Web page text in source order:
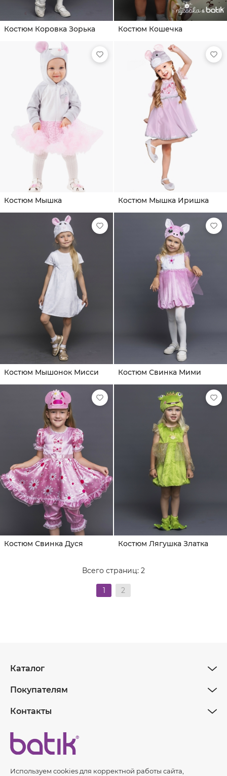
Костюм Коровка Зорька Костюм Кошечка
Костюм Мышка Костюм Мышка Иришка
Костюм Мышонок Мисси Костюм Свинка Мими
Костюм Свинка Дуся Костюм Лягушка Златка
Всего страниц: 2
1 2
Используем cookies для корректной работы сайта,
Каталог
Покупателям
Контакты